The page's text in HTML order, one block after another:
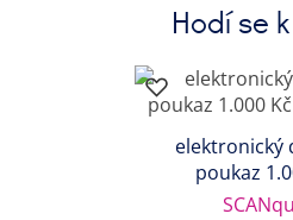
Hodí se
elektronický
poukaz